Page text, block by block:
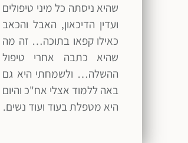
שהיא ניסתה כל מיני טיפולים
ועדין הדיכאון, האבל והכאב
כאילו קפאו בתוכה… זה מה
שהיא כתבה אחרי טיפול
ההשלה… ולשמחתי היא גם
באה ללמוד אצלי אח"כ והיום
היא מטפלת בעוד ועוד נשים.